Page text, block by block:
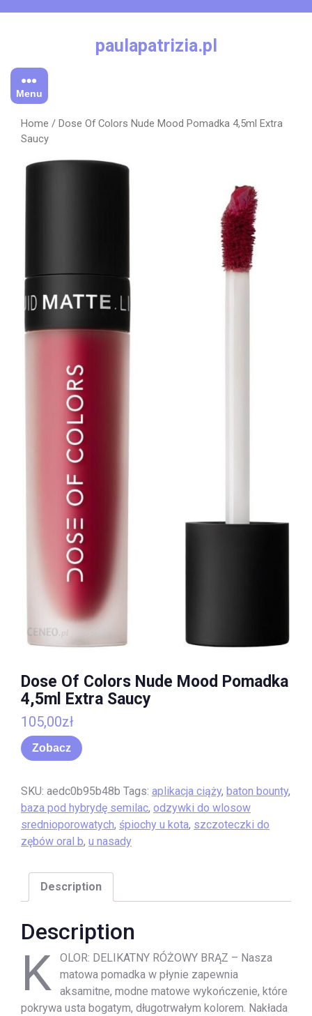
paulapatrizia.pl
Menu
Home / Dose Of Colors Nude Mood Pomadka 4,5ml Extra
Saucy
Dose Of Colors Nude Mood Pomadka
4,5ml Extra Saucy
105,00zł
Zobacz
SKU: aedc0b95b48b Tags: aplikacja ciąży, baton bounty,
baza pod hybrydę semilac, odzywki do wlosow
srednioporowatych, śpiochy u kota, szczoteczki do
zębów oral b, u nasady
Description
Description
K
OLOR: DELIKATNY RÓŻOWY BRĄZ – Nasza
matowa pomadka w płynie zapewnia
aksamitne, modne matowe wykończenie, które
pokrywa usta bogatym, długotrwałym kolorem. Nakłada